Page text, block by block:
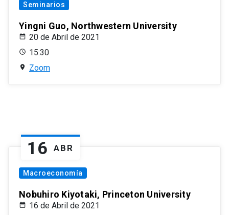
Seminarios
Yingni Guo, Northwestern University
20 de Abril de 2021
15:30
Zoom
16 ABR
Macroeconomía
Nobuhiro Kiyotaki, Princeton University
16 de Abril de 2021